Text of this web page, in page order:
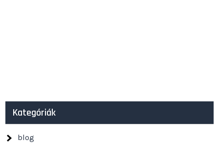
Kategóriák
blog